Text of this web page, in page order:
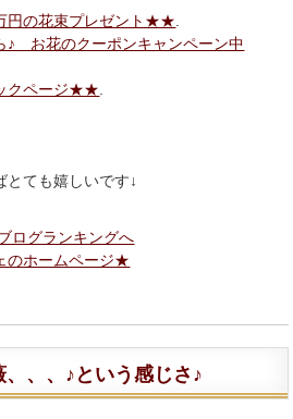
の花束プレゼント★★
お花のクーポンキャンペーン中
クページ★★
とても嬉しいです↓
ログランキングへ
ホームページ★
、、♪という感じさ♪